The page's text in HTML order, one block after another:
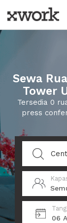
Sewa
Tower
Tersedia 0
press
06